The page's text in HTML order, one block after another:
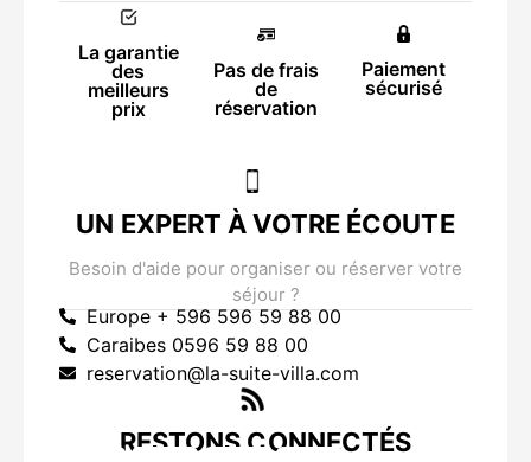
La garantie
des
meilleurs
prix
Pas de frais
de
réservation
Paiement
sécurisé
UN EXPERT À VOTRE ÉCOUTE
Besoin d'aide pour organiser ou réserver votre
séjour ?
Europe + 596 596 59 88 00
Caraibes 0596 59 88 00
reservation@la-suite-villa.com
RESTONS CONNECTÉS